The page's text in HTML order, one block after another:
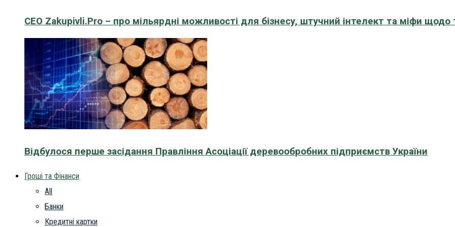
CEO Zakupivli.Pro – про мільярдні можливості для бізнесу, штучний інтелект та міфи щодо
Відбулося перше засідання Правління Асоціації деревообробних підприємств України
Гроші та Фінанси
All
Банки
Кредитні картки